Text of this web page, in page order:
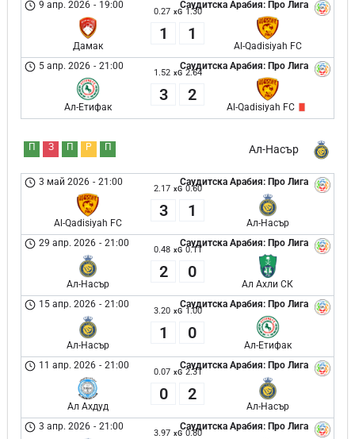
Саудитска Арабия: Про Лига
9 апр. 2026 - 19:00
Дамак
0.27 xG 1.30
1 1
Al-Qadisiyah FC
Саудитска Арабия: Про Лига
5 апр. 2026 - 21:00
Ал-Етифак
1.52 xG 2.64
3 2
Al-Qadisiyah FC
Ал-Насър
П З П Р П
Саудитска Арабия: Про Лига
3 май 2026 - 21:00
Al-Qadisiyah FC
2.17 xG 0.60
3 1
Ал-Насър
Саудитска Арабия: Про Лига
29 апр. 2026 - 21:00
Ал-Насър
0.48 xG 0.11
2 0
Ал Ахли СК
Саудитска Арабия: Про Лига
15 апр. 2026 - 21:00
Ал-Насър
3.20 xG 1.00
1 0
Ал-Етифак
Саудитска Арабия: Про Лига
11 апр. 2026 - 21:00
Ал Ахдуд
0.07 xG 2.31
0 2
Ал-Насър
Саудитска Арабия: Про Лига
3 апр. 2026 - 21:00
3.97 xG 0.80